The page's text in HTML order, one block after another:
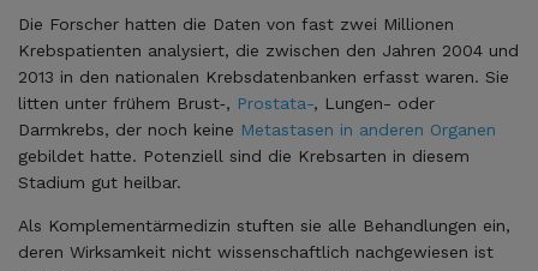
Die Forscher hatten die Daten von fast zwei Millionen
Krebspatienten analysiert, die zwischen den Jahren 2004 und
2013 in den nationalen Krebsdatenbanken erfasst waren. Sie
litten unter frühem Brust‑, Prostata-, Lungen- oder
Darmkrebs, der noch keine Metastasen in anderen Organen
gebildet hatte. Potenziell sind die Krebsarten in diesem
Stadium gut heilbar.
Als Komplementärmedizin stuften sie alle Behandlungen ein,
deren Wirksamkeit nicht wissenschaftlich nachgewiesen ist